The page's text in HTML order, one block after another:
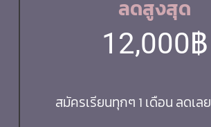
ลดสูงสุด
12,000฿
สมัครเรียนทุกๆ 1 เดือน ลดเลย